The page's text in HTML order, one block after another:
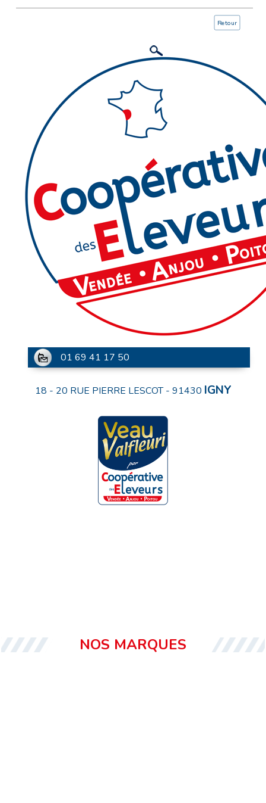
Retour
01 69 41 17 50
18 - 20 RUE PIERRE LESCOT- 91430 IGNY
NOS MARQUES